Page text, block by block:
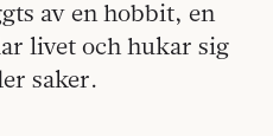
av en hobbit, en
livet och hukar sig
saker.